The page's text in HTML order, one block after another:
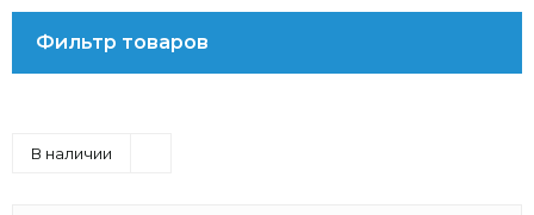
Фильтр товаров
В наличии